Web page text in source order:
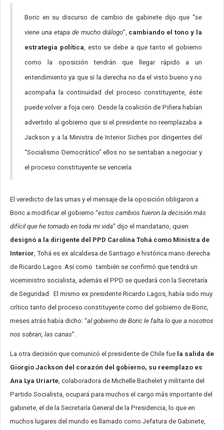
Boric en su discurso de cambio de gabinete dijo que “se
viene una etapa de mucho diálogo”, cambiando el tono y la
estrategia política, esto se debe a que tanto el gobierno
como la oposición tendrán que llegar rápido a un
entendimiento ya que si la derecha no da el visto bueno y no
acompaña la continuidad del proceso constituyente, éste
puede volver a foja cero. Desde la coalición de Piñera habían
advertido al gobierno que si el presidente no reemplazaba a
Jackson y a la Ministra de Interior Siches por dirigentes del
“Socialismo Democrático” ellos no se sentaban a negociar y
el proceso constituyente se vencería.
El veredicto de las urnas y el mensaje de la oposición obligaron a
Boric a modificar el gobierno “estos cambios fueron la decisión más
difícil que he tomado en toda mi vida” dijo el mandatario, quien
designó a la dirigente del PPD Carolina Tohá como Ministra de
Interior, Tohá es ex alcaldesa de Santiago e histórica mano derecha
de Ricardo Lagos. Así como también se confirmó que tendrá un
viceministro socialista, además el PPD se quedará con la Secretaría
de Seguridad. El mismo ex presidente Ricardo Lagos, había sido muy
crítico tanto del proceso constituyente como del gobierno de Boric,
meses atrás había dicho: “al gobierno de Boric le falta lo que a nosotros
nos sobran, las canas”.
La otra decisión que comunicó el presidente de Chile fue la salida de
Giorgio Jackson del corazón del gobierno, su reemplazo es
Ana Lya Uriarte, colaboradora de Michelle Bachelet y militante del
Partido Socialista, ocupará para muchos el cargo más importante del
gabinete, el de la Secretaría General de la Presidencia, lo que en
muchos lugares del mundo es llamado como Jefatura de Gabinete,